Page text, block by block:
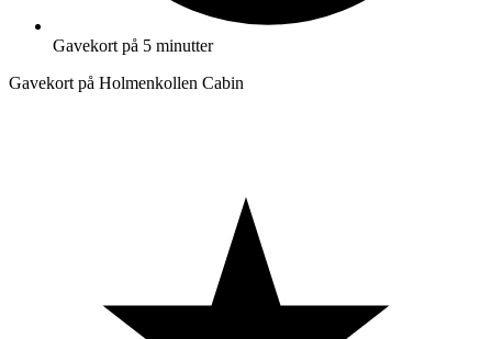
Gavekort på 5 minutter
Gavekort på Holmenkollen Cabin